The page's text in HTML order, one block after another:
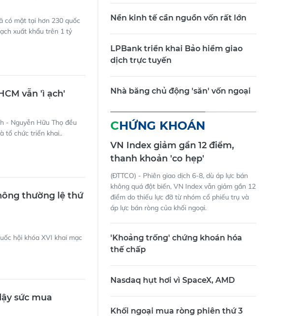
có mặt tại hơn 230 quốc
xuất khẩu trên 1 tỷ
vẫn 'ì ạch'
- Nguyễn Hữu Thọ đều
tổ chức triển khai..
thường lệ thứ
hội khóa XVI khai mạc
sức mua
Nền kinh tế cần nguồn vốn rất lớn
LPBank triển khai Bảo hiểm giao
dịch trực tuyến
Nhà băng chủ động 'săn' vốn ngoại
CHỨNG KHOÁN
VN Index giảm gần 12 điểm,
thanh khoản 'co hẹp'
(ĐTTCO) - Phiên giao dịch 6-8, dù áp lực bán
không quá đột biến, VN Index vẫn giảm gần 12
điểm do thiếu lực đỡ từ nhóm cổ phiếu trụ và
áp lực bán ròng của khối ngoại.
'Khoảng trống' chứng khoán hóa
thế chấp
Nasdaq hụt hơi vì SpaceX, AMD
Khối ngoại mua ròng phiên thứ 3